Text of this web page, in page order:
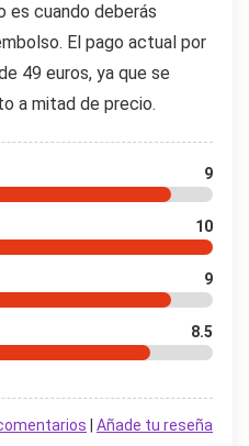
es cuando deberás
El pago actual por
49 euros, ya que se
a mitad de precio.
9
10
9
8.5
Añade tu reseña